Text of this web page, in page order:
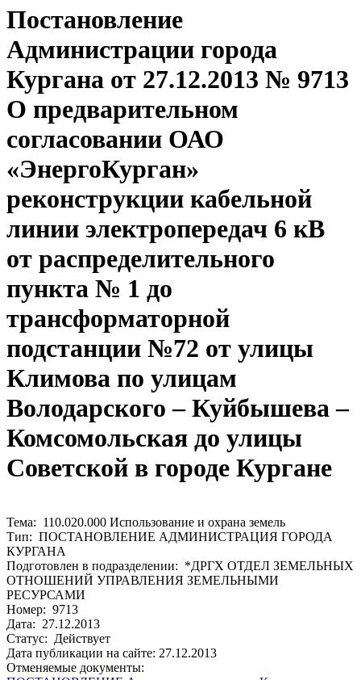
Постановление
Администрации города
Кургана от 27.12.2013 № 9713
О предварительном
согласовании ОАО
«ЭнергоКурган»
реконструкции кабельной
линии электропередач 6 кВ
от распределительного
пункта № 1 до
трансформаторной
подстанции №72 от улицы
Климова по улицам
Володарского – Куйбышева –
Комсомольская до улицы
Советской в городе Кургане
Тема: 110.020.000 Использование и охрана земель
Тип: ПОСТАНОВЛЕНИЕ АДМИНИСТРАЦИЯ ГОРОДА
КУРГАНА
Подготовлен в подразделении: *ДРГХ ОТДЕЛ ЗЕМЕЛЬНЫХ
ОТНОШЕНИЙ УПРАВЛЕНИЯ ЗЕМЕЛЬНЫМИ
РЕСУРСАМИ
Номер: 9713
Дата: 27.12.2013
Статус: Действует
Дата публикации на сайте: 27.12.2013
Отменяемые документы: